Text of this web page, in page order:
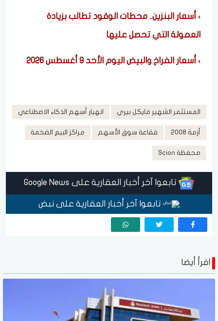
أسعار البنزين.. محطات الوقود تطالب بزيادة
العمولة التي تحصل عليها
أسعار الفراخ والبيض اليوم الأحد 9 أغسطس 2026
المستثمر الشهير مايكل بيري انهيار أسهم الذكاء الاصطناعي
أزمة 2008 فقاعة سوق الأسهم مراكز البيع الضخمة
محفظة Scion
تابعوا آخر أخبار العقارية على Google News
تابعوا آخر أخبار العقارية على نبض
اقرأ أيضا